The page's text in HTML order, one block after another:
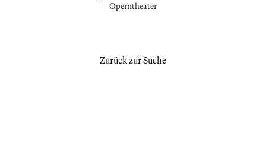
Operntheater
Zurück zur Suche